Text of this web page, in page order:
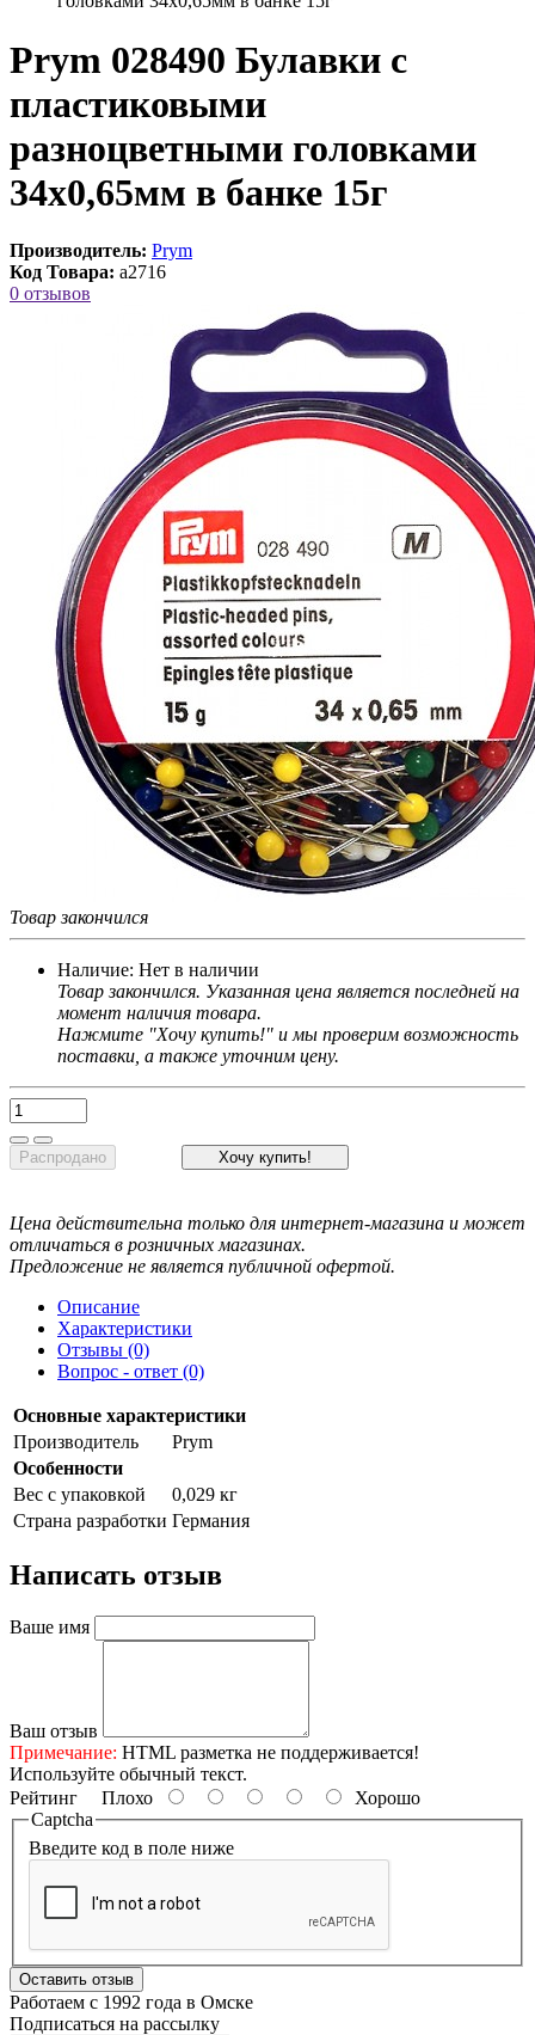
Prym 028490 Булавки с
пластиковыми
разноцветными головками
34х0,65мм в банке 15г
Производитель: Prym
Код Товара: a2716
0 отзывов
Товар закончился
Наличие: Нет в наличии
Товар закончился. Указанная цена является последней на
момент наличия товара.
Нажмите "Хочу купить!" и мы проверим возможность
поставки, а также уточним цену.
Распродано Хочу купить!
Цена действительна только для интернет-магазина и может
отличаться в розничных магазинах.
Предложение не является публичной офертой.
Описание
Характеристики
Отзывы (0)
Вопрос - ответ (0)
Основные характеристики
Производитель
Prym
Особенности
Вес с упаковкой
0,029 кг
Страна разработки Германия
Написать отзыв
Ваше имя
Ваш отзыв
Примечание: HTML разметка не поддерживается!
Используйте обычный текст.
Рейтинг Плохо
Хорошо
Captcha
Введите код в поле ниже
Оставить отзыв
Работаем с 1992 года в Омске
Подписаться на рассылку